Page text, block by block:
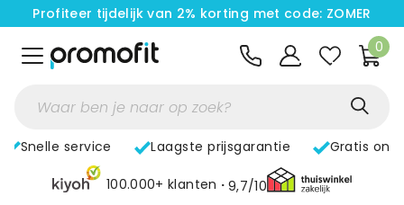
Profiteer tijdelijk van 2% korting met code: ZOMER
0
Snelle service Laagste prijsgarantie Gratis
100.000+ klanten 9,7/10